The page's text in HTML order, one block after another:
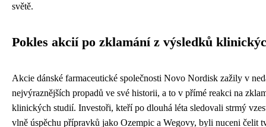
světě.
Pokles akcií po zklamání z výsledků
Akcie dánské farmaceutické společnosti Novo Nordisk zažily v
nejvýraznějších propadů ve své historii, a to v přímé reakci na
klinických studií. Investoři, kteří po dlouhá léta sledovali strmý
vlně úspěchu přípravků jako Ozempic a Wegovy, byli nuceni čelit